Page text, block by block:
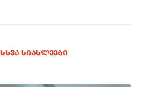
ᲡᲮᲕᲐ ᲡᲘᲐᲮᲚᲔᲔᲑᲘ